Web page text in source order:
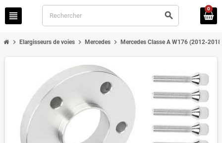
view_headline search
0
chevron_right Elargisseurs de voies chevron_right Mercedes chevron_right Mercedes Classe A W176 (2012-